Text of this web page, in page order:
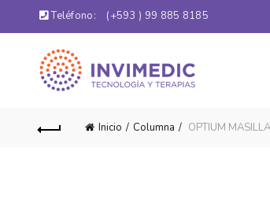
Teléfono: (+593 ) 99 885 8185
Inicio Columna OPTIUM